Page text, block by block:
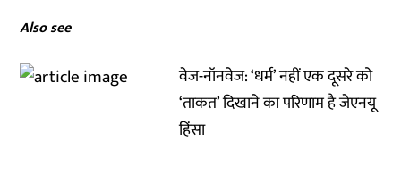
Also see
वेज-नॉनवेज: ‘धर्म’ नहीं एक दूसरे को
‘ताकत’ दिखाने का परिणाम है जेएनयू
हिंसा